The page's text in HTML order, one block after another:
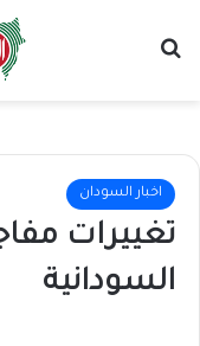
اخبار السودان
تغييرات
السودانية